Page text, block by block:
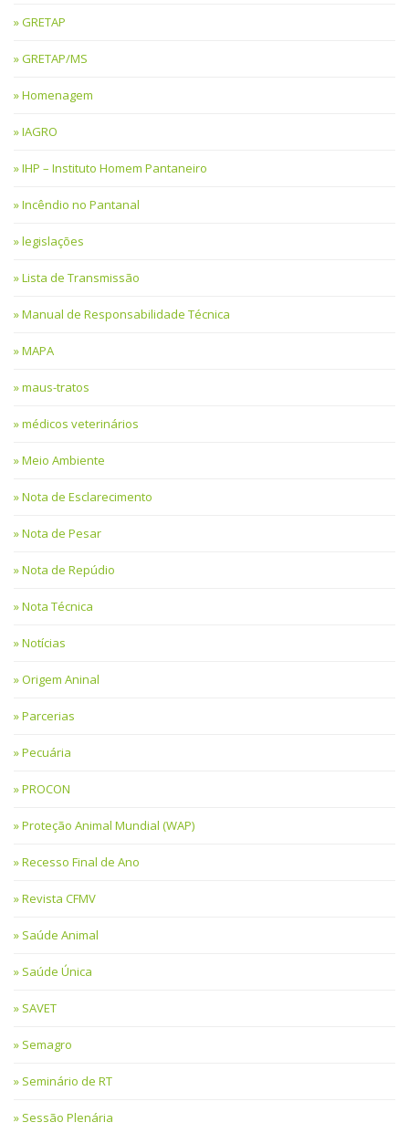
GRETAP
GRETAP/MS
Homenagem
IAGRO
IHP – Instituto Homem Pantaneiro
Incêndio no Pantanal
legislações
Lista de Transmissão
Manual de Responsabilidade Técnica
MAPA
maus-tratos
médicos veterinários
Meio Ambiente
Nota de Esclarecimento
Nota de Pesar
Nota de Repúdio
Nota Técnica
Notícias
Origem Aninal
Parcerias
Pecuária
PROCON
Proteção Animal Mundial (WAP)
Recesso Final de Ano
Revista CFMV
Saúde Animal
Saúde Única
SAVET
Semagro
Seminário de RT
Sessão Plenária